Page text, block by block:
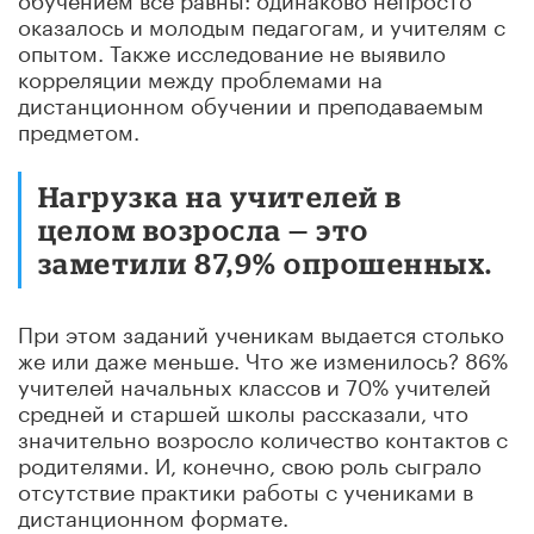
оказалось и молодым педагогам, и учителям с
опытом. Также исследование не выявило
корреляции между проблемами на
дистанционном обучении и преподаваемым
предметом.
Нагрузка на учителей в
целом возросла — это
заметили 87,9% опрошенных.
При этом заданий ученикам выдается столько
же или даже меньше. Что же изменилось? 86%
учителей начальных классов и 70% учителей
средней и старшей школы рассказали, что
значительно возросло количество контактов с
родителями. И, конечно, свою роль сыграло
отсутствие практики работы с учениками в
дистанционном формате.